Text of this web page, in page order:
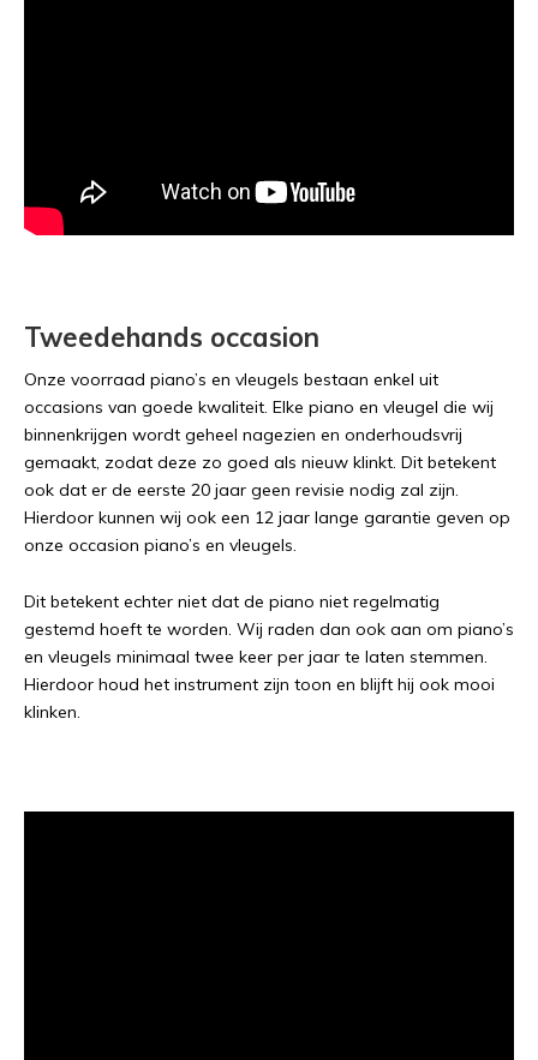
Tweedehands occasion
Onze voorraad piano’s en vleugels bestaan enkel uit
occasions van goede kwaliteit. Elke piano en vleugel die wij
binnenkrijgen wordt geheel nagezien en onderhoudsvrij
gemaakt, zodat deze zo goed als nieuw klinkt. Dit betekent
ook dat er de eerste 20 jaar geen revisie nodig zal zijn.
Hierdoor kunnen wij ook een 12 jaar lange garantie geven op
onze occasion piano’s en vleugels.
Dit betekent echter niet dat de piano niet regelmatig
gestemd hoeft te worden. Wij raden dan ook aan om piano’s
en vleugels minimaal twee keer per jaar te laten stemmen.
Hierdoor houd het instrument zijn toon en blijft hij ook mooi
klinken.